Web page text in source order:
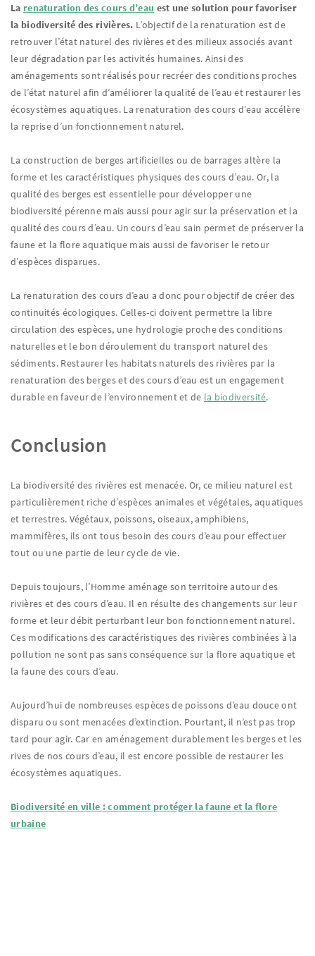
La renaturation des cours d’eau est une solution pour favoriser
la biodiversité des rivières. L’objectif de la renaturation est de
retrouver l’état naturel des rivières et des milieux associés avant
leur dégradation par les activités humaines. Ainsi des
aménagements sont réalisés pour recréer des conditions proches
de l’état naturel afin d’améliorer la qualité de l’eau et restaurer les
écosystèmes aquatiques. La renaturation des cours d’eau accélère
la reprise d’un fonctionnement naturel.
La construction de berges artificielles ou de barrages altère la
forme et les caractéristiques physiques des cours d’eau. Or, la
qualité des berges est essentielle pour développer une
biodiversité pérenne mais aussi pour agir sur la préservation et la
qualité des cours d’eau. Un cours d’eau sain permet de préserver la
faune et la flore aquatique mais aussi de favoriser le retour
d’espèces disparues.
La renaturation des cours d’eau a donc pour objectif de créer des
continuités écologiques. Celles-ci doivent permettre la libre
circulation des espèces, une hydrologie proche des conditions
naturelles et le bon déroulement du transport naturel des
sédiments. Restaurer les habitats naturels des rivières par la
renaturation des berges et des cours d’eau est un engagement
durable en faveur de l’environnement et de la biodiversité.
Conclusion
La biodiversité des rivières est menacée. Or, ce milieu naturel est
particulièrement riche d’espèces animales et végétales, aquatiques
et terrestres. Végétaux, poissons, oiseaux, amphibiens,
mammifères, ils ont tous besoin des cours d’eau pour effectuer
tout ou une partie de leur cycle de vie.
Depuis toujours, l’Homme aménage son territoire autour des
rivières et des cours d’eau. Il en résulte des changements sur leur
forme et leur débit perturbant leur bon fonctionnement naturel.
Ces modifications des caractéristiques des rivières combinées à la
pollution ne sont pas sans conséquence sur la flore aquatique et
la faune des cours d’eau.
Aujourd’hui de nombreuses espèces de poissons d’eau douce ont
disparu ou sont menacées d’extinction. Pourtant, il n’est pas trop
tard pour agir. Car en aménagement durablement les berges et les
rives de nos cours d’eau, il est encore possible de restaurer les
écosystèmes aquatiques.
Biodiversité en ville : comment protéger la faune et la flore
urbaine